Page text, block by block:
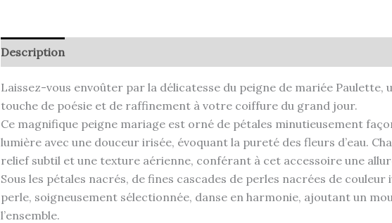
Description
Laissez-vous envoûter par la délicatesse du peigne de mariée
touche de poésie et de raffinement à votre coiffure du grand jour.
Ce magnifique peigne mariage est orné de pétales minutieusement
lumière avec une douceur irisée, évoquant la pureté des fleurs d’eau.
relief subtil et une texture aérienne, conférant à cet accessoire une
Sous les pétales nacrés, de fines cascades de perles nacrées de
perle, soigneusement sélectionnée, danse en harmonie, ajoutant un
l’ensemble.